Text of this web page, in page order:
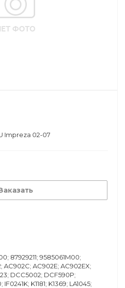
Impreza 02-07
87929211; 9585061M00;
AC902E; AC902EX;
DCC5002; DCF590P;
K1181; K1369; LA1045;